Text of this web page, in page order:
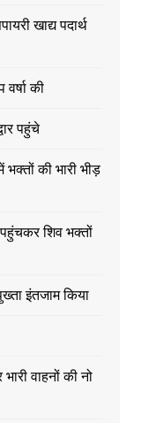
खाद्य पदार्थ
की
पहुंचे
भक्तों की भारी भीड़
शिव भक्तों
इंतजाम किया
वाहनों की नो